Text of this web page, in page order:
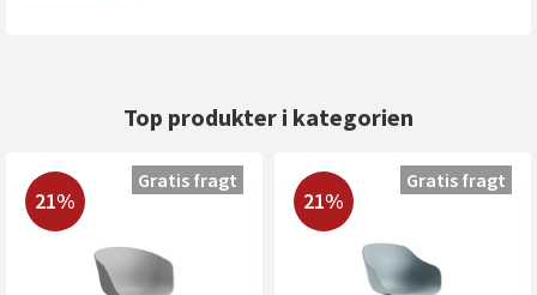
Top produkter i kategorien
21%
Gratis fragt
21%
Gratis fragt